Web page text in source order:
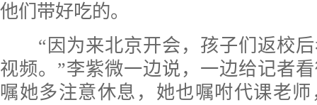
他们带好吃的。
“因为来北京开会，孩子们返校后
视频。”李紫微一边说，一边给记者
嘱她多注意休息，她也嘱咐代课老